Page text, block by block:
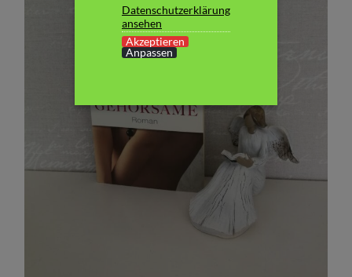
Datenschutzerklärung
ansehen
Akzeptieren
Anpassen